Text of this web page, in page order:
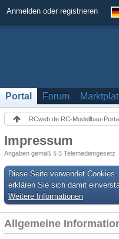
Anmelden oder registrieren
Portal Forum
RCweb.de RC-Modellbau-
Impressum
Angaben gemäß § 5 Telemediengesetz
Diese Seite verwendet
erklären Sie sich damit
Weitere Informationen
Allgemeine